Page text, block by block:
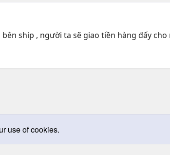
ship , người ta sẽ giao tiền hàng đấy
use of cookies.